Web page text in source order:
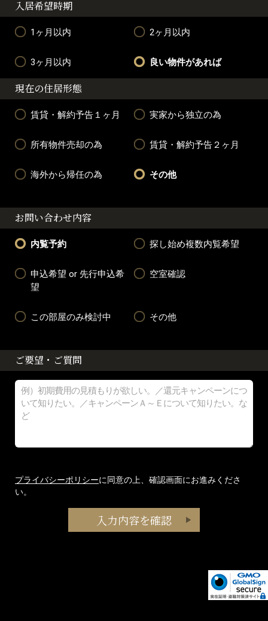
入居希望時期
1ヶ月以内 2ヶ月以内
3ヶ月以内 良い物件があれば
現在の住居形態
賃貸・解約予告１ヶ月 実家から独立の為
所有物件売却の為 賃貸・解約予告２ヶ月
海外から帰任の為 その他
お問い合わせ内容
内覧予約 探し始め複数内覧希望
申込希望 or 先行申込希
望
空室確認
この部屋のみ検討中 その他
ご要望・ご質問
プライバシーポリシーに同意の上、確認画面にお進みくださ
い。